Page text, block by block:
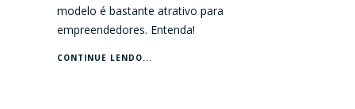
modelo é bastante atrativo para
empreendedores. Entenda!
CONTINUE LENDO...